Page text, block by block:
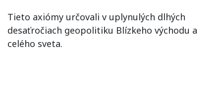
Tieto axiómy určovali v uplynulých dlhých
desaťročiach geopolitiku Blízkeho východu a
celého sveta.